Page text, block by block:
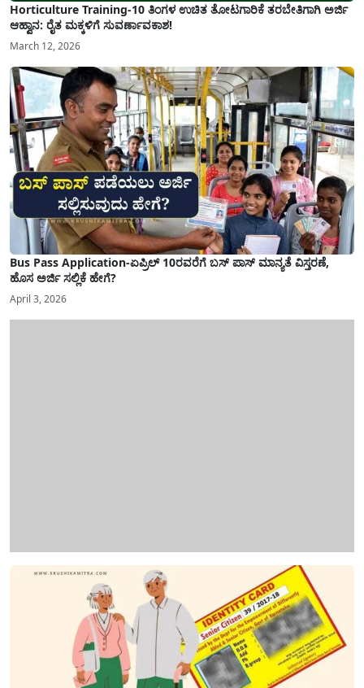
Horticulture Training-10 ತಿಂಗಳ ಉಚಿತ ತೋಟಗಾರಿಕೆ ತರಬೇತಿಗಾಗಿ ಅರ್ಜಿ
ಆಹ್ವಾನ: ರೈತ ಮಕ್ಕಳಿಗೆ ಸುವರ್ಣಾವಕಾಶ!
March 12, 2026
Bus Pass Application-ಏಪ್ರಿಲ್ 10ರವರೆಗೆ ಬಸ್ ಪಾಸ್ ಮಾನ್ಯತೆ ವಿಸ್ತರಣೆ,
ಹೊಸ ಅರ್ಜಿ ಸಲ್ಲಿಕೆ ಹೇಗೆ?
April 3, 2026